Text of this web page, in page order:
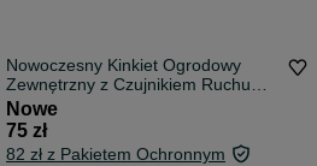
Nowoczesny Kinkiet Ogrodowy
Zewnętrzny z Czujnikiem Ruchu
E27 Czarny IP44
Nowe
75 zł
82 zł z Pakietem Ochronnym